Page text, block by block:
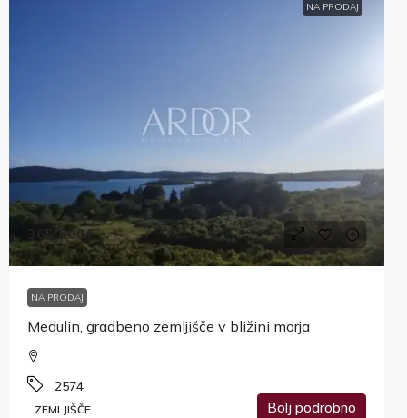
NA PRODAJ
365,000€
NA PRODAJ
Medulin, gradbeno zemljišče v bližini morja
2574
ZEMLJIŠČE Bolj podrobno